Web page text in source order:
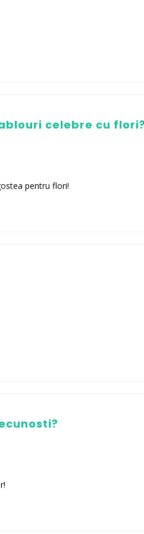
celebre cu flori?
pentru flori!